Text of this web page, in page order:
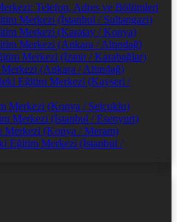
Telefon, Adres ve Bölümleri
Merkezi (İstanbul / Sultangazi)
Merkezi (Karatay / Konya)
Merkezi (Ankara / Altındağ)
Merkezi (İzmir / Karabağlar)
(Ankara / Altındağ)
Eğitim Merkezi (Kayseri /
Merkezi (Konya / Selçuklu)
Merkezi (İstanbul / Esenyurt)
Merkezi (Konya / Meram)
Eğitim Merkezi (İstanbul /